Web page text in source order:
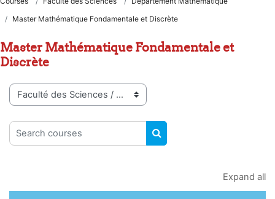
Master Mathématique Fondamentale et Discrète
Master Mathématique Fondamentale et
Discrète
Course categories
Search courses
SEARCH COURSES
Expand all